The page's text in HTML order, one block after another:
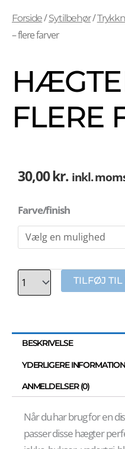
Forside/Sytilbehør/
– flere farver
FLERE
30,00kr. inkl.
Farve/finish
Antal
TILFØJ TIL
BESKRIVELSE
YDERLIGERE INFORMATION
ANMELDELSER (0)
Når du har brug for en
passer disse hægter